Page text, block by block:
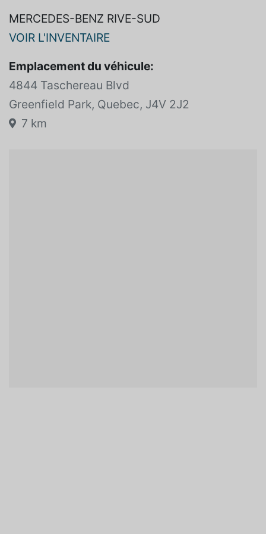
MERCEDES-BENZ RIVE-SUD
VOIR L'INVENTAIRE
Emplacement du véhicule:
4844 Taschereau Blvd
Greenfield Park, Quebec, J4V 2J2
7 km